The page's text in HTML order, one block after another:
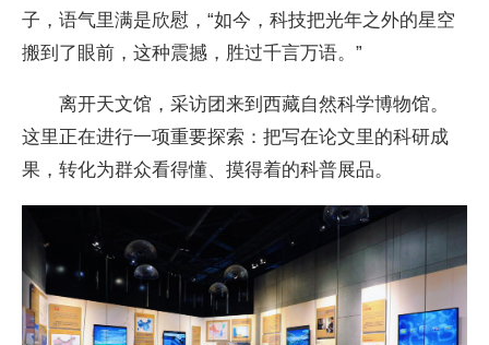
子，语气里满是欣慰，“如今，科技把光年之外的星空
搬到了眼前，这种震撼，胜过千言万语。”
离开天文馆，采访团来到西藏自然科学博物馆。
这里正在进行一项重要探索：把写在论文里的科研成
果，转化为群众看得懂、摸得着的科普展品。